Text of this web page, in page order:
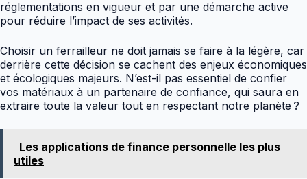
réglementations en vigueur et par une démarche active
pour réduire l’impact de ses activités.
Choisir un ferrailleur ne doit jamais se faire à la légère, car
derrière cette décision se cachent des enjeux économiques
et écologiques majeurs. N’est-il pas essentiel de confier
vos matériaux à un partenaire de confiance, qui saura en
extraire toute la valeur tout en respectant notre planète ?
Les applications de finance personnelle les plus
utiles